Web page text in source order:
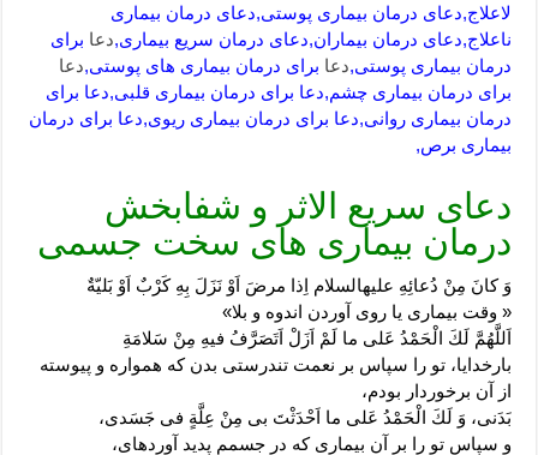
لاعلاج,دعای درمان بیماری پوستی,دعای درمان بیماری
ناعلاج,دعای درمان بیماران,دعای درمان سریع بیماری,دعا برای
درمان بیماری پوستی,دعا برای درمان بیماری های پوستی,دعا
برای درمان بیماری چشم,دعا برای درمان بیماری قلبی,دعا برای
درمان بیماری روانی,دعا برای درمان بیماری ریوی,دعا برای درمان
بیماری برص,
دعای سریع الاثر و شفابخش
درمان بیماری های سخت جسمی
وَ كانَ مِنْ دُعائِهِ عليه‏السلام اِذا مرضَ اَوْ نَزَلَ‏ بِهِ كَرْبٌ اَوْ بَليّةٌ
« وقت بیمارى یا روى آوردن اندوه و بلا»
اَللَّهُمَّ لَكَ الْحَمْدُ عَلى‏ ما لَمْ اَزَلْ اَتَصَرَّفُ فيهِ مِنْ سَلامَةِ
بارخدایا، تو را سپاس بر نعمت تندرستى بدن که همواره و پیوسته
از آن برخوردار بودم،
بَدَنى، وَ لَكَ الْحَمْدُ عَلى‏ ما اَحْدَثْتَ بى مِنْ عِلَّةٍ فى جَسَدى،
و سپاس تو را بر آن بیمارى که در جسمم پدید آورده‏اى،